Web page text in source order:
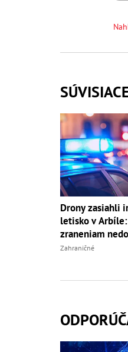
Drony zasiahli
letisko v
zraneniam
Zahraničné